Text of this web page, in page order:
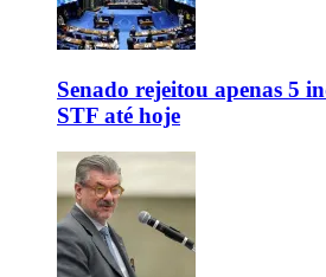
Senado rejeitou apenas 5
STF até hoje